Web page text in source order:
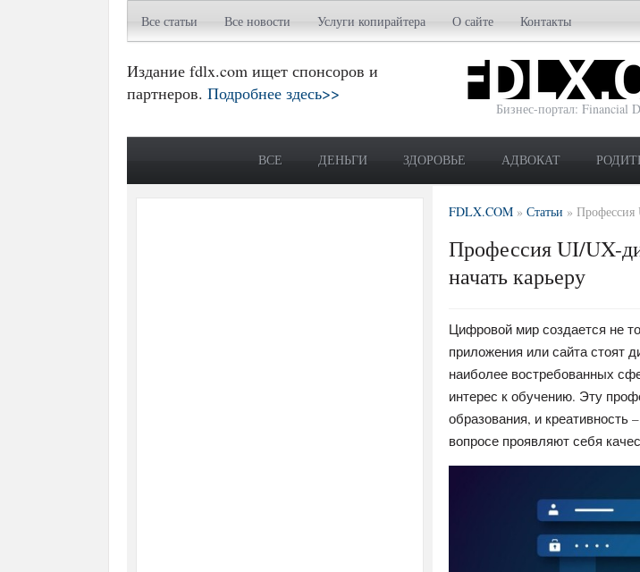
Все статьи Все новости Услуги копирайтера О сайте Контакты
Издание fdlx.com ищет спонсоров и
партнеров. Подробнее здесь>>
Бизнес-портал: Financial
ВСЕ ДЕНЬГИ ЗДОРОВЬЕ АДВОКАТ
FDLX.COM » Статьи » Профессия
Профессия UI/UX-
начать карьеру
Цифровой мир создается не
приложения или сайта стоят
наиболее востребованных
интерес к обучению. Эту
образования, и
вопросе проявляют себя